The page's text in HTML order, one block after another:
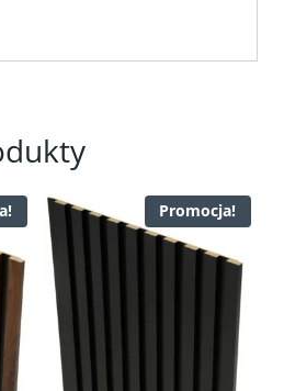
Promocja!